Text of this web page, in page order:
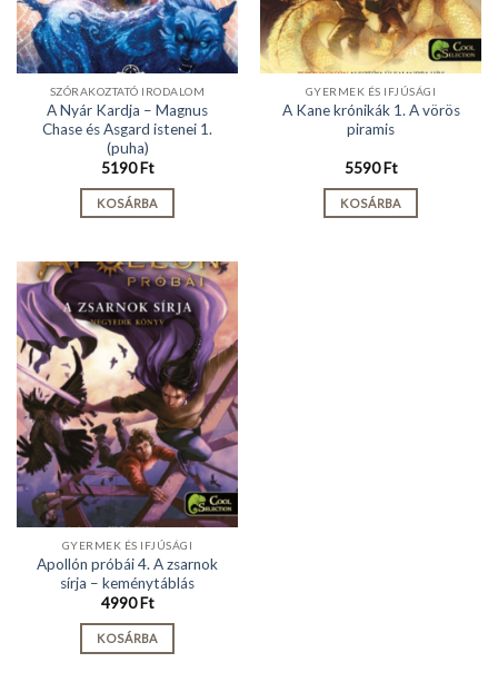
SZÓRAKOZTATÓ IRODALOM
A Nyár Kardja – Magnus
Chase és Asgard istenei 1.
(puha)
5190Ft
KOSÁRBA
GYERMEK ÉS IFJÚSÁGI
A Kane krónikák 1. A vörös
piramis
5590Ft
KOSÁRBA
GYERMEK ÉS IFJÚSÁGI
Apollón próbái 4. A zsarnok
sírja – keménytáblás
4990Ft
KOSÁRBA